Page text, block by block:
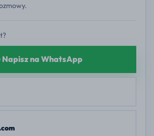
Napisz na WhatsApp